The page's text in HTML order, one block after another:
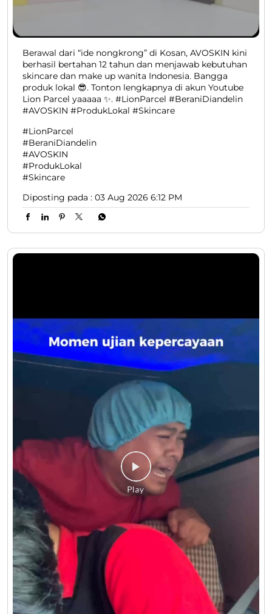
Berawal dari “ide nongkrong” di Kosan, AVOSKIN kini
berhasil bertahan 12 tahun dan menjawab kebutuhan
skincare dan make up wanita Indonesia. Bangga
produk lokal 😎. Tonton lengkapnya di akun Youtube
Lion Parcel yaaaaa ✨. #LionParcel #BeraniDiandelin
#AVOSKIN #ProdukLokal #Skincare
#LionParcel
#BeraniDiandelin
#AVOSKIN
#ProdukLokal
#Skincare
Diposting pada : 03 Aug 2026 6:12 PM